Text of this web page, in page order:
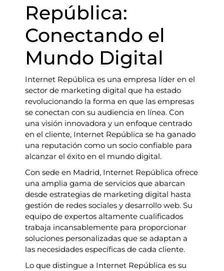
República:
Conectando el
Mundo Digital
Internet República es una empresa líder en el
sector de marketing digital que ha estado
revolucionando la forma en que las empresas
se conectan con su audiencia en línea. Con
una visión innovadora y un enfoque centrado
en el cliente, Internet República se ha ganado
una reputación como un socio confiable para
alcanzar el éxito en el mundo digital.
Con sede en Madrid, Internet República ofrece
una amplia gama de servicios que abarcan
desde estrategias de marketing digital hasta
gestión de redes sociales y desarrollo web. Su
equipo de expertos altamente cualificados
trabaja incansablemente para proporcionar
soluciones personalizadas que se adaptan a
las necesidades específicas de cada cliente.
Lo que distingue a Internet República es su